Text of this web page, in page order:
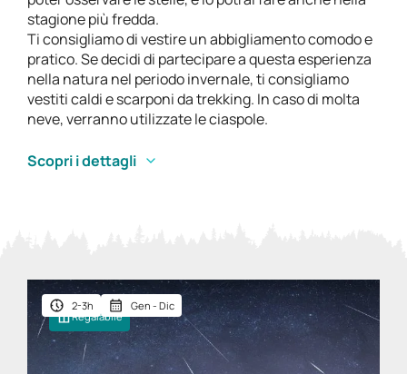
stagione più fredda.
Ti consigliamo di vestire un abbigliamento comodo e
pratico. Se decidi di partecipare a questa esperienza
nella natura nel periodo invernale, ti consigliamo
vestiti caldi e scarponi da trekking. In caso di molta
neve, verranno utilizzate le ciaspole.
Scopri i dettagli
Regalabile
2-3h Gen - Dic